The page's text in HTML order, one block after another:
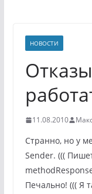
НОВОСТИ
11.08.2010
Странно, но у
Sender. (((
Печально! ((( Я